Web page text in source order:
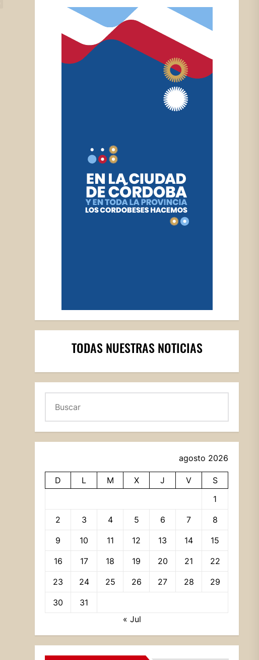
TODAS NUESTRAS NOTICIAS
agosto 2026
D L M X J V
S
1
2 3 4 5 6 7 8
9 10 11 12 13 14 15
16 17 18 19 20 21 22
23 24 25 26 27 28 29
30
31
« Jul